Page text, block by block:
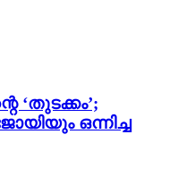
‘തുടക്കം’;
ഒന്നിച്ച